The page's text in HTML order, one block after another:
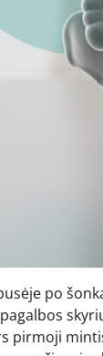
po
pirmoji